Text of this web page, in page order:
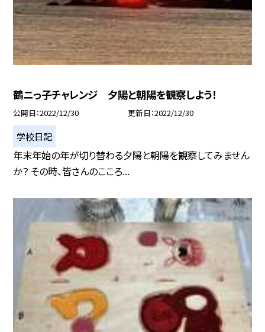
鶴ニっ子チャレンジ 夕陽と朝陽を観察しよう！
公開日 2022/12/30 更新日 2022/12/30
学校日記
年末年始の年が切り替わる夕陽と朝陽を観察してみません
か？ その時、皆さんのこころ...